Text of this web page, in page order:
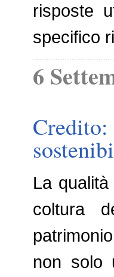
risposte
specifico
6
La
coltura
non solo